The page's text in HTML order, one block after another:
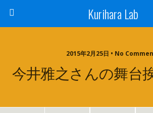
Kurihara Lab
2015年2月25日 • No
今井雅之さんの舞台